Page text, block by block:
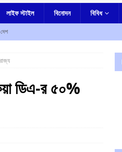
লাইফ স্টাইল বিনোদন বিবিধ
খড়গে-সহ অন্যদের
ডিএ-র ৫০%